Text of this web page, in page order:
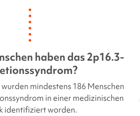
haben das 2p16.3-
?
mindestens 186 Menschen
in einer medizinischen
identifiziert worden.